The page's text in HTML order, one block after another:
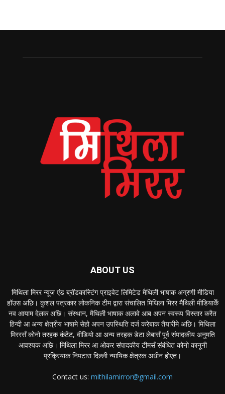
ABOUT US
मिथिला मिरर न्यूज एंड ब्रॉडकास्टिंग प्राइवेट लिमिटेड मैथिली भाषाक अग्रणी मीडिया
हॉउस अछि। कुशल पत्रकार लोकनिक टीम द्वारा संचालित मिथिला मिरर मैथिली मीडियाकेँ
नव आयाम देलक अछि। संस्थान, मैथिली भाषाक अलावे आब अपन स्वरूप विस्तार करैत
हिन्दी आ अन्य क्षेत्रीय भाषामे सेहो अपन उपस्थिति दर्ज करेबाक तैयारीमे अछि। मिथिला
मिररसँ कोनो तरहक कंटेंट, वीडियो आ अन्य तरहक डेटा लेबासँ पूर्व संपादकीय अनुमति
आवश्यक अछि। मिथिला मिरर आ ओकर संपादकीय टीमसँ संबंधित कोनो कानूनी
प्रक्रियाक निपटारा दिल्ली न्यायिक क्षेत्रक अधीन होएत।
Contact us: mithilamirror@gmail.com